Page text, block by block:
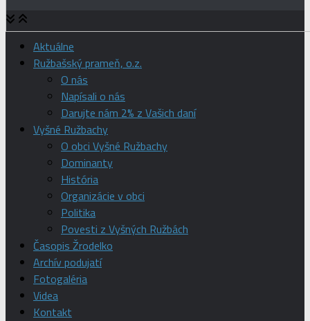
Aktuálne
Ružbašský prameň, o.z.
O nás
Napísali o nás
Darujte nám 2% z Vašich daní
Vyšné Ružbachy
O obci Vyšné Ružbachy
Dominanty
História
Organizácie v obci
Politika
Povesti z Vyšných Ružbách
Časopis Žrodelko
Archív podujatí
Fotogaléria
Videa
Kontakt